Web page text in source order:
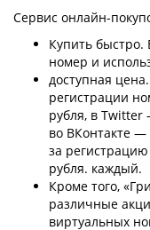
Сервис онлайн-
Купить
номер и
доступная
регистрации
рубля, в Twitter
во ВКонтакте
за
рубля. каждый.
Кроме того,
различные
виртуальных